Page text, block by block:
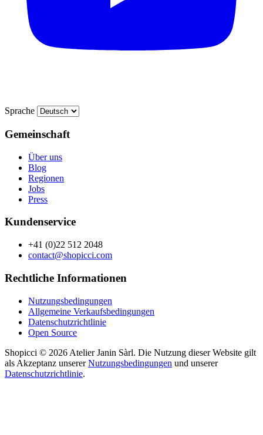
Sprache
Gemeinschaft
Über uns
Blog
Regionen
Jobs
Press
Kundenservice
+41 (0)22 512 2048
contact@shopicci.com
Rechtliche Informationen
Nutzungsbedingungen
Allgemeine Verkaufsbedingungen
Datenschutzrichtlinie
Open Source
Shopicci © 2026 Atelier Janin Sàrl. Die Nutzung dieser Website gilt
als Akzeptanz unsererNutzungsbedingungen und unserer
Datenschutzrichtlinie.